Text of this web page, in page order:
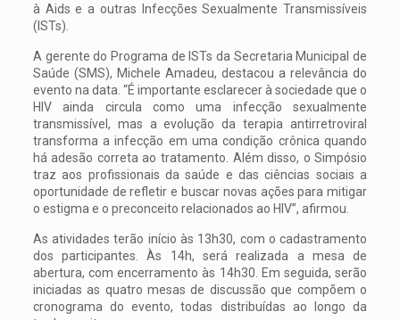
à Aids e a outras Infecções Sexualmente Transmissíveis
(ISTs).
A gerente do Programa de ISTs da Secretaria Municipal de
Saúde (SMS), Michele Amadeu, destacou a relevância do
evento na data. “É importante esclarecer à sociedade que o
HIV ainda circula como uma infecção sexualmente
transmissível, mas a evolução da terapia antirretroviral
transforma a infecção em uma condição crônica quando
há adesão correta ao tratamento. Além disso, o Simpósio
traz aos profissionais da saúde e das ciências sociais a
oportunidade de refletir e buscar novas ações para mitigar
o estigma e o preconceito relacionados ao HIV”, afirmou.
As atividades terão início às 13h30, com o cadastramento
dos participantes. Às 14h, será realizada a mesa de
abertura, com encerramento às 14h30. Em seguida, serão
iniciadas as quatro mesas de discussão que compõem o
cronograma do evento, todas distribuídas ao longo da